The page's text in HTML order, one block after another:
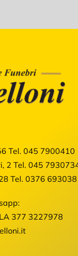
Tel. 045 7900410
2 Tel. 045
Tel. 0376 693038
377 3227978